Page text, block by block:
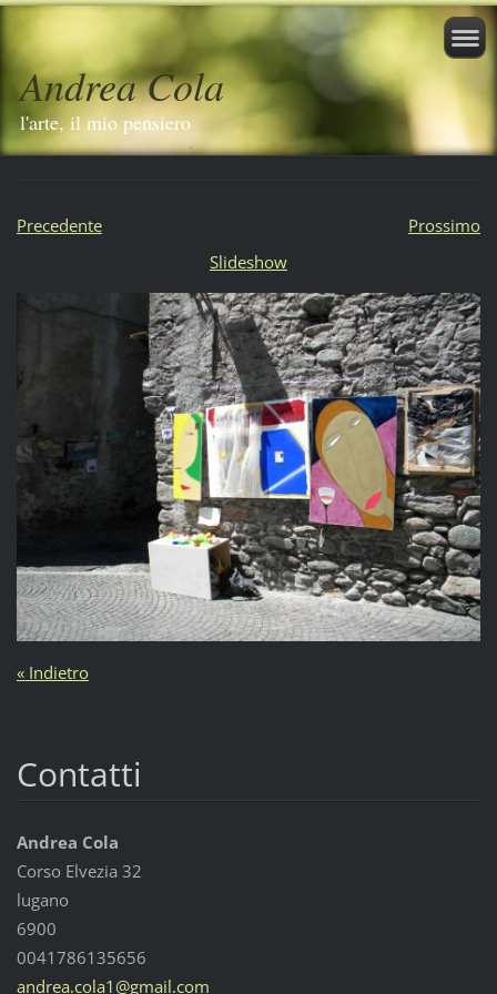
Andrea Cola
l'arte, il mio pensiero
Precedente
Prossimo
Slideshow
« Indietro
Contatti
Andrea Cola
Corso Elvezia 32
lugano
6900
0041786135656
andrea.cola1@gmail.com